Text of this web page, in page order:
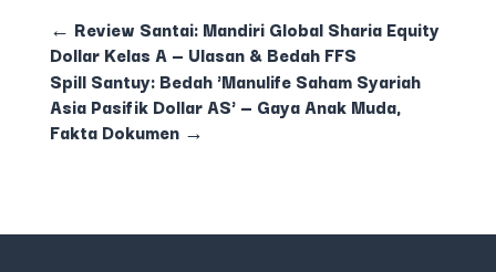
← Review Santai: Mandiri Global Sharia Equity
Dollar Kelas A — Ulasan & Bedah FFS
Spill Santuy: Bedah 'Manulife Saham Syariah
Asia Pasifik Dollar AS' — Gaya Anak Muda,
Fakta Dokumen→